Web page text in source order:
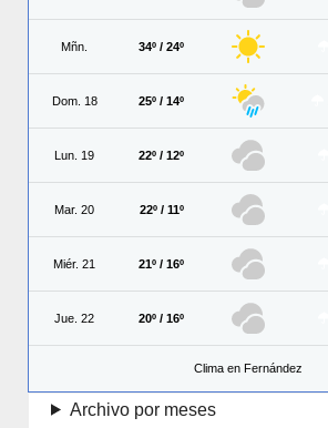
Mñn. 34º / 24º
Dom. 18 25º / 14º
Lun. 19 22º / 12º
Mar. 20 22º / 11º
Miér. 21 21º / 16º
Jue. 22 20º / 16º
Clima en Fernández
Archivo por meses